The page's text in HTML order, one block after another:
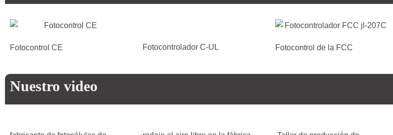
Fotocontrol CE Fotocontrolador C-UL Fotocontrol de la FCC
Nuestro video